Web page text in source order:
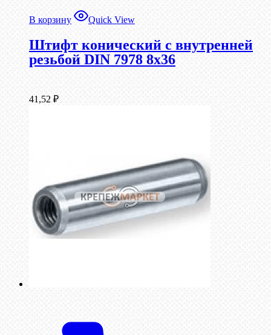
В корзину Quick View
Штифт конический с внутренней
резьбой DIN 7978 8х36
41,52 ₽